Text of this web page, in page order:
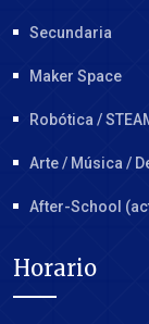
Secundaria
Maker Space
Robótica /
Arte / Música /
After-School
Horario